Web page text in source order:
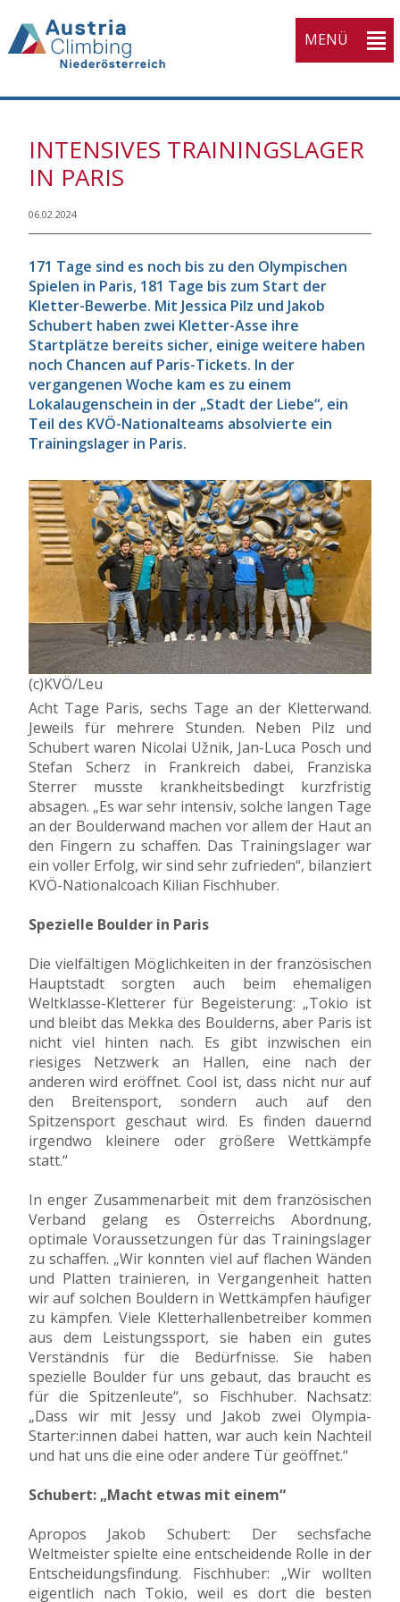
MENÜ
INTENSIVES TRAININGSLAGER
IN PARIS
06.02.2024
171 Tage sind es noch bis zu den Olympischen
Spielen in Paris, 181 Tage bis zum Start der
Kletter-Bewerbe. Mit Jessica Pilz und Jakob
Schubert haben zwei Kletter-Asse ihre
Startplätze bereits sicher, einige weitere haben
noch Chancen auf Paris-Tickets. In der
vergangenen Woche kam es zu einem
Lokalaugenschein in der „Stadt der Liebe“, ein
Teil des KVÖ-Nationalteams absolvierte ein
Trainingslager in Paris.
(c)KVÖ/Leu
Acht Tage Paris, sechs Tage an der Kletterwand.
Jeweils für mehrere Stunden. Neben Pilz und
Schubert waren Nicolai Užnik, Jan-Luca Posch und
Stefan Scherz in Frankreich dabei, Franziska
Sterrer musste krankheitsbedingt kurzfristig
absagen. „Es war sehr intensiv, solche langen Tage
an der Boulderwand machen vor allem der Haut an
den Fingern zu schaffen. Das Trainingslager war
ein voller Erfolg, wir sind sehr zufrieden“, bilanziert
KVÖ-Nationalcoach Kilian Fischhuber.
Spezielle Boulder in Paris
Die vielfältigen Möglichkeiten in der französischen
Hauptstadt sorgten auch beim ehemaligen
Weltklasse-Kletterer für Begeisterung: „Tokio ist
und bleibt das Mekka des Boulderns, aber Paris ist
nicht viel hinten nach. Es gibt inzwischen ein
riesiges Netzwerk an Hallen, eine nach der
anderen wird eröffnet. Cool ist, dass nicht nur auf
den Breitensport, sondern auch auf den
Spitzensport geschaut wird. Es finden dauernd
irgendwo kleinere oder größere Wettkämpfe
statt.“
In enger Zusammenarbeit mit dem französischen
Verband gelang es Österreichs Abordnung,
optimale Voraussetzungen für das Trainingslager
zu schaffen. „Wir konnten viel auf flachen Wänden
und Platten trainieren, in Vergangenheit hatten
wir auf solchen Bouldern in Wettkämpfen häufiger
zu kämpfen. Viele Kletterhallenbetreiber kommen
aus dem Leistungssport, sie haben ein gutes
Verständnis für die Bedürfnisse. Sie haben
spezielle Boulder für uns gebaut, das braucht es
für die Spitzenleute“, so Fischhuber. Nachsatz:
„Dass wir mit Jessy und Jakob zwei Olympia-
Starter:innen dabei hatten, war auch kein Nachteil
und hat uns die eine oder andere Tür geöffnet.“
Schubert: „Macht etwas mit einem“
Apropos Jakob Schubert: Der sechsfache
Weltmeister spielte eine entscheidende Rolle in der
Entscheidungsfindung. Fischhuber: „Wir wollten
eigentlich nach Tokio, weil es dort die besten